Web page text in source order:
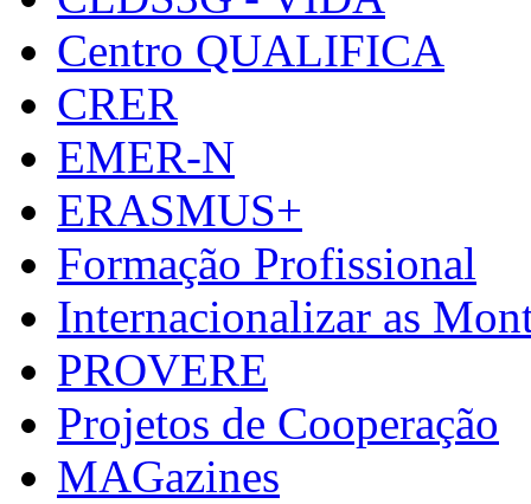
Centro QUALIFICA
CRER
EMER-N
ERASMUS+
Formação Profissional
Internacionalizar as
PROVERE
Projetos de Cooperação
MAGazines